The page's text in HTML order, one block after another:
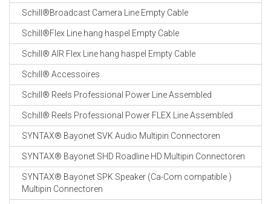
Schill®Broadcast Camera Line Empty Cable
Schill®Flex Line hang haspel Empty Cable
Schill® AIR Flex Line hang haspel Empty Cable
Schill® Accessoires
Schill® Reels Professional Power Line Assembled
Schill® Reels Professional Power FLEX Line Assembled
SYNTAX® Bayonet SVK Audio Multipin Connectoren
SYNTAX® Bayonet SHD Roadline HD Multipin Connectoren
SYNTAX® Bayonet SPK Speaker (Ca-Com compatible )
Multipin Connectoren